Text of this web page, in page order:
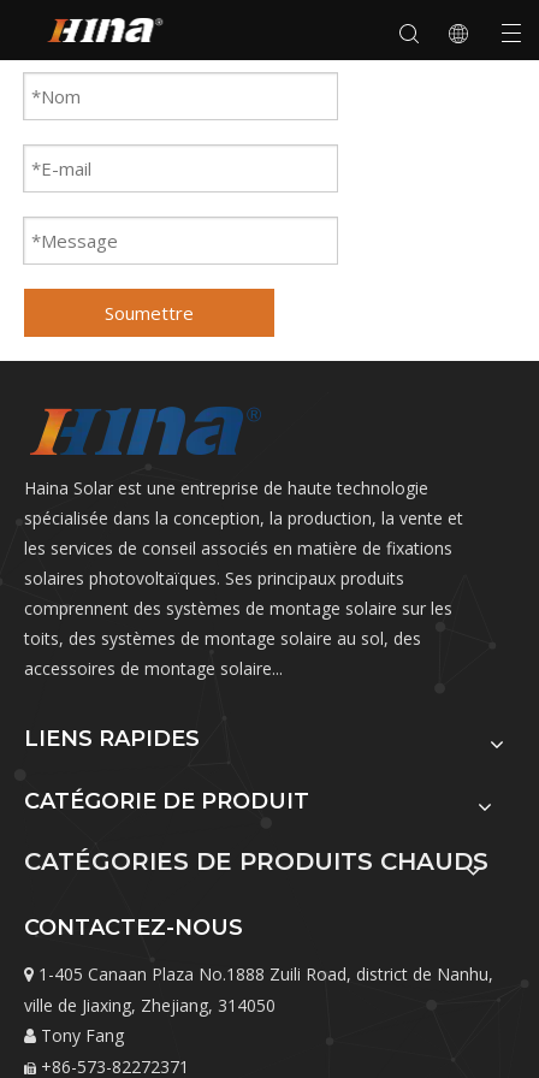
Soumettre
Haina Solar est une entreprise de haute technologie
spécialisée dans la conception, la production, la vente et
les services de conseil associés en matière de fixations
solaires photovoltaïques. Ses principaux produits
comprennent des systèmes de montage solaire sur les
toits, des systèmes de montage solaire au sol, des
accessoires de montage solaire...
LIENS RAPIDES
CATÉGORIE DE PRODUIT
CATÉGORIES DE PRODUITS CHAUDS
CONTACTEZ-NOUS
 1-405 Canaan Plaza No.1888 Zuili Road, district de Nanhu,
ville de Jiaxing, Zhejiang, 314050
 Tony Fang
 +86-573-82272371